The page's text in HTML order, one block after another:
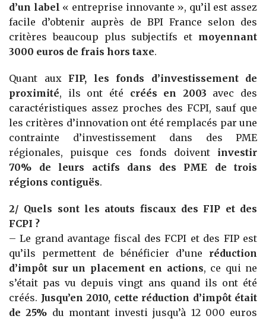
d’un label « entreprise innovante », qu’il est assez
facile d’obtenir auprès de BPI France selon des
critères beaucoup plus subjectifs et moyennant
3000 euros de frais hors taxe.
Quant aux FIP, les fonds d’investissement de
proximité, ils ont été créés en 2003 avec des
caractéristiques assez proches des FCPI, sauf que
les critères d’innovation ont été remplacés par une
contrainte d’investissement dans des PME
régionales, puisque ces fonds doivent investir
70% de leurs actifs dans des PME de trois
régions contiguës.
2/ Quels sont les atouts fiscaux des FIP et des
FCPI ?
– Le grand avantage fiscal des FCPI et des FIP est
qu’ils permettent de bénéficier d’une réduction
d’impôt sur un placement en actions, ce qui ne
s’était pas vu depuis vingt ans quand ils ont été
créés. Jusqu’en 2010, cette réduction d’impôt était
de 25% du montant investi jusqu’à 12 000 euros